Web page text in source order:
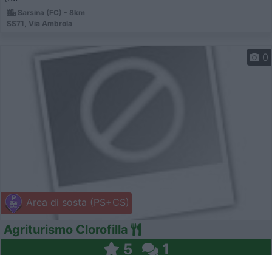
Sarsina (FC) - 8km
SS71, Via Ambrola
Area di sosta (PS+CS)
0
Agriturismo Clorofilla
5 1